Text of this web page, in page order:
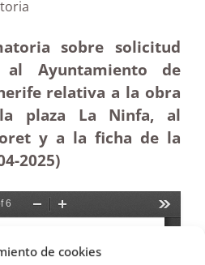
de cookies
sobre solicitud
Ayuntamiento de
relativa a la obra
plaza La Ninfa, al
y a la ficha de la
-2025)